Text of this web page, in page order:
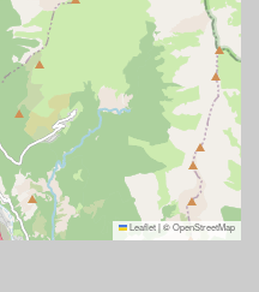
Leaflet|©OpenStreetMap